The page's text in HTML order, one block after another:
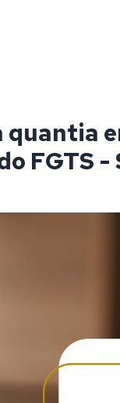
quantia
FGTS